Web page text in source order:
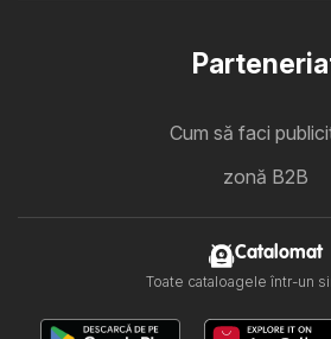
Cum să faci
zonă B2B
Catalomat
Toate cataloagele într-un